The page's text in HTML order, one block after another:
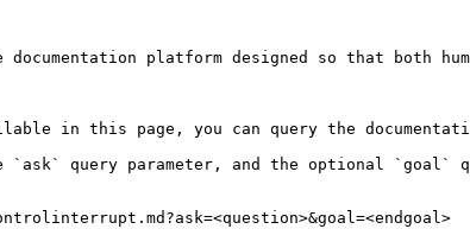
platform designed so that both
in this page, you can query the
`ask` query parameter, and the optional `goal`